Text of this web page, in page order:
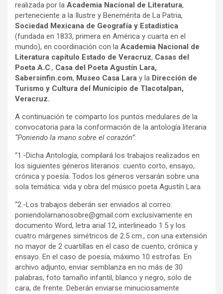
realizada por la Academia Nacional de Literatura,
perteneciente a la Ilustre y Benemérita de La Patria,
Sociedad Mexicana de Geografía y Estadística
(fundada en 1833, primera en América y cuarta en el
mundo), en coordinación con la Academia Nacional de
Literatura capítulo Estado de Veracruz, Casas del
Poeta A.C., Casa del Poeta Agustín Lara,
Sabersinfin.com, Museo Casa Lara y la Dirección de
Turismo y Cultura del Municipio de Tlacotalpan,
Veracruz.
A continuación te comparto los puntos medulares de la
convocatoria para la conformación de la antología literaria
“Poniendo la mano sobre el corazón”:
“1.-Dicha Antología, compilará los trabajos realizados en
los siguientes géneros literarios: cuento corto, ensayo,
crónica y poesía. Todos los géneros versarán sobre una
sola temática: vida y obra del músico poeta Agustín Lara.
“2.-Los trabajos deberán ser enviados al correo:
poniendolamanosobre@gmail.com exclusivamente en
documento Word, letra arial 12, interlineado 1.5 y los
cuatro márgenes simétricos de 2.5 cm., con una extensión
no mayor de 2 cuartillas en el caso de cuento, crónica y
ensayo. En el caso de poesía, máximo 10 estrofas. En
archivo adjunto, enviar semblanza en no más de 30
palabras, foto tamaño infantil, blanco y negro, solo de
cara, de frente. Deberán enviarse minuciosamente